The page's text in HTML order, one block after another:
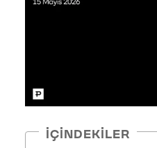
İÇINDEKILER